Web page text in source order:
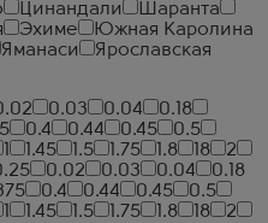
Цинандали
Шаранта
Эхиме
Южная Каролина
Яманаси
Ярославская
0.03 0.04
0.18
0.4 0.44 0.45
0.5
1.45 1.5 1.75 1.8 18
2
0.02 0.03 0.04
0.18
0.4 0.44 0.45
0.5
1.45 1.5 1.75 1.8 18
2